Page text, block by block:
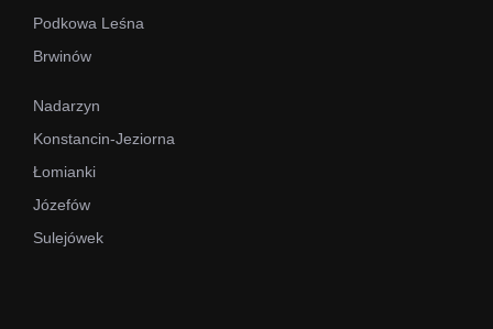
Podkowa Leśna
Brwinów
Nadarzyn
Konstancin-Jeziorna
Łomianki
Józefów
Sulejówek